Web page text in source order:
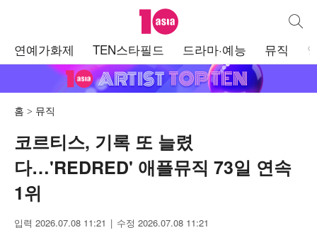
텐아시아 통합
연예가화제 TEN스타필드 드라마·예능 뮤직
홈 뮤직
코르티스, 기록 또 늘렸
다…'REDRED' 애플뮤직 73일 연속
1위
입력 2026.07.08 11:21 수정 2026.07.08 11:21